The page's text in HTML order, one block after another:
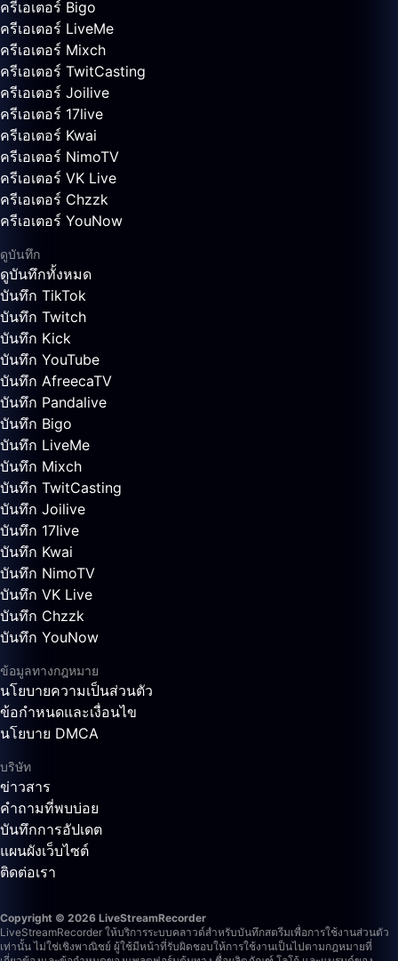
ครีเอเตอร์ Bigo
ครีเอเตอร์ LiveMe
ครีเอเตอร์ Mixch
ครีเอเตอร์ TwitCasting
ครีเอเตอร์ Joilive
ครีเอเตอร์ 17live
ครีเอเตอร์ Kwai
ครีเอเตอร์ NimoTV
ครีเอเตอร์ VK Live
ครีเอเตอร์ Chzzk
ครีเอเตอร์ YouNow
ดูบันทึก
ดูบันทึกทั้งหมด
บันทึก TikTok
บันทึก Twitch
บันทึก Kick
บันทึก YouTube
บันทึก AfreecaTV
บันทึก Pandalive
บันทึก Bigo
บันทึก LiveMe
บันทึก Mixch
บันทึก TwitCasting
บันทึก Joilive
บันทึก 17live
บันทึก Kwai
บันทึก NimoTV
บันทึก VK Live
บันทึก Chzzk
บันทึก YouNow
ข้อมูลทางกฎหมาย
นโยบายความเป็นส่วนตัว
ข้อกำหนดและเงื่อนไข
นโยบาย DMCA
บริษัท
ข่าวสาร
คำถามที่พบบ่อย
บันทึกการอัปเดต
แผนผังเว็บไซต์
ติดต่อเรา
Copyright © 2026 LiveStreamRecorder
LiveStreamRecorder ให้บริการระบบคลาวด์สำหรับบันทึกสตรีมเพื่อการใช้งานส่วนตัว
เท่านั้น ไม่ใช่เชิงพาณิชย์ ผู้ใช้มีหน้าที่รับผิดชอบให้การใช้งานเป็นไปตามกฎหมายที่